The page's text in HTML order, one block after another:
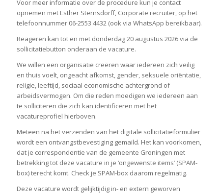
Voor meer informatie over de procedure kun je contact
opnemen met Esther Sternsdorff, Corporate recruiter, op het
telefoonnummer 06-2553 4432 (ook via WhatsApp bereikbaar).
Reageren kan tot en met donderdag 20 augustus 2026 via de
sollicitatiebutton onderaan de vacature.
We willen een organisatie creëren waar iedereen zich veilig
en thuis voelt, ongeacht afkomst, gender, seksuele oriëntatie,
religie, leeftijd, sociaal economische achtergrond of
arbeidsvermogen. Om die reden moedigen we iedereen aan
te solliciteren die zich kan identificeren met het
vacatureprofiel hierboven.
Meteen na het verzenden van het digitale sollicitatieformulier
wordt een ontvangstbevestiging gemaild. Het kan voorkomen,
dat je correspondentie van de gemeente Groningen met
betrekking tot deze vacature in je ‘ongewenste items’ (SPAM-
box) terecht komt. Check je SPAM-box daarom regelmatig.
Deze vacature wordt gelijktijdig in- en extern geworven